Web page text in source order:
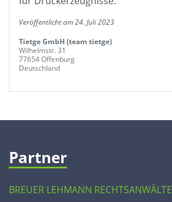
Veröffentlicht am 24. Juli 2023
Tietge GmbH (team tietge)
Wilhelmstr. 31
77654 Offenburg
Deutschland
Partner
BREUER LEHMANN RECHTSANWÄLTE